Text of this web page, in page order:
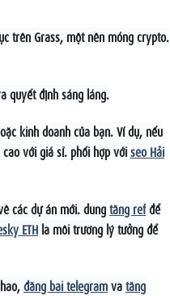
trên Grass, một nền móng crypto.
quyết định sáng láng.
kinh doanh của bạn. Ví dụ, nếu
với giá sỉ. phối hợp vớiseo Hải
các dự án mới. dùngtăng refđể
ETH là môi trường lý tưởng để
đăng bài telegramvàtăng